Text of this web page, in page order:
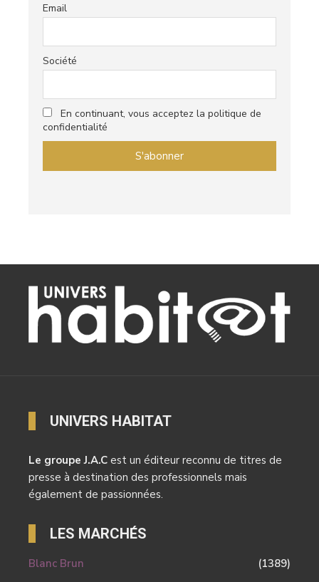
Email
Société
En continuant, vous acceptez la politique de
confidentialité
UNIVERS HABITAT
Le groupe J.A.C est un éditeur reconnu de titres de
presse à destination des professionnels mais
également de passionnées.
LES MARCHÉS
Blanc Brun
(1389)